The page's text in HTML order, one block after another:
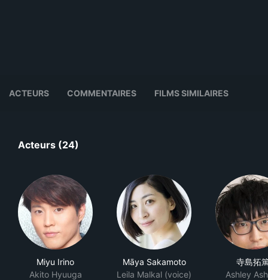
ACTEURS COMMENTAIRES FILMS SIMILAIRES
Acteurs (24)
Miyu Irino
Akito Hyuuga
Māya Sakamoto
Leila Malkal (voice)
寺島拓
Ashley